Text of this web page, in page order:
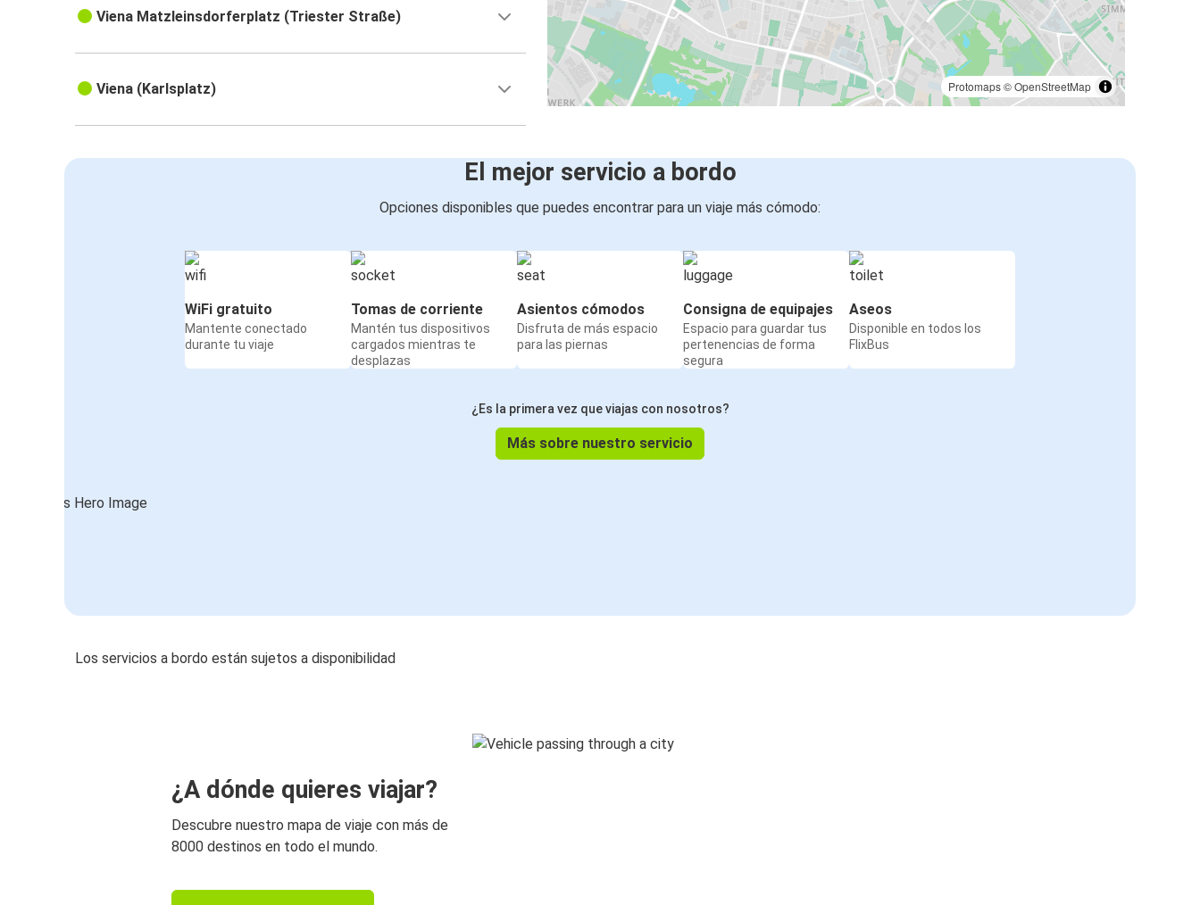
Protomaps©OpenStreetMap
Viena Matzleinsdorferplatz (Triester Straße)
Viena (Karlsplatz)
El mejor servicio a bordo
Opciones disponibles que puedes encontrar para un viaje más cómodo:
WiFi gratuito
Mantente conectado
durante tu viaje
Tomas de corriente
Mantén tus dispositivos
cargados mientras te
desplazas
Asientos cómodos
Disfruta de más espacio
para las piernas
Consigna de equipajes
Espacio para guardar tus
pertenencias de forma
segura
Aseos
Disponible en todos los
FlixBus
¿Es la primera vez que viajas con nosotros?
Más sobre nuestro servicio
Los servicios a bordo están sujetos a disponibilidad
¿A dónde quieres viajar?
Descubre nuestro mapa de viaje con más de
8000 destinos en todo el mundo.